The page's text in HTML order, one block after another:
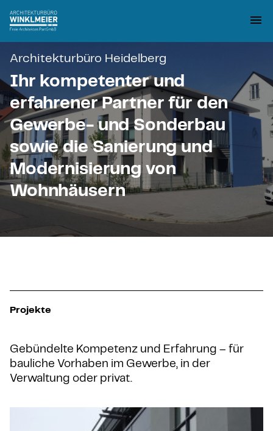
Architekturbüro Heidelberg
Ihr kompetenter und
erfahrener Partner für den
Gewerbe- und Sonderbau
sowie die Sanierung und
Modernisierung von
Wohnhäusern
Projekte
Gebündelte Kompetenz und Erfahrung – für
bauliche Vorhaben im Gewerbe, in der
Verwaltung oder privat.